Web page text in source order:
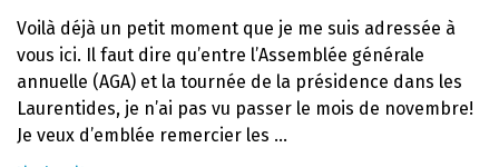
Voilà déjà un petit moment que je me suis adressée à
vous ici. Il faut dire qu’entre l’Assemblée générale
annuelle (AGA) et la tournée de la présidence dans les
Laurentides, je n’ai pas vu passer le mois de novembre!
Je veux d’emblée remercier les ...